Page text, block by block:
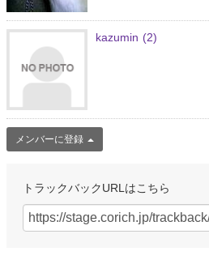
kazumin (2)
メンバーに登録
トラックバックURLはこちら